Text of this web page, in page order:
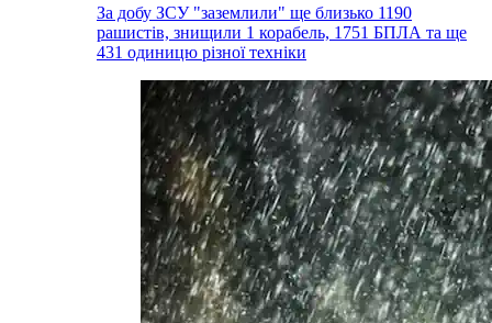
За добу ЗСУ "заземлили" ще близько 1190
рашистів, знищили 1 корабель, 1751 БПЛА та ще
431 одиницю різної техніки